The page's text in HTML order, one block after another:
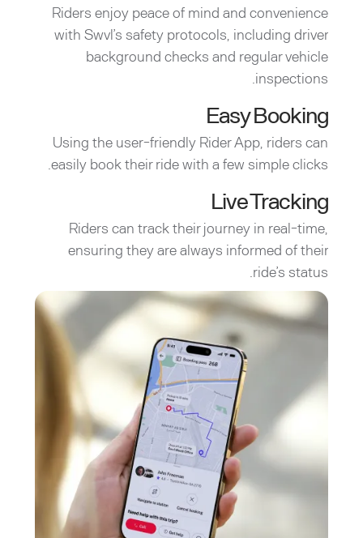
Riders enjoy peace of mind and convenience
with Swvl’s safety protocols, including driver
background checks and regular vehicle
inspections.
Easy Booking
Using the user-friendly Rider App, riders can
easily book their ride with a few simple clicks.
Live Tracking
Riders can track their journey in real-time,
ensuring they are always informed of their
ride’s status.